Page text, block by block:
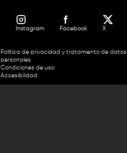
Instagram Facebook X
Política de privacidad y tratamiento de datos
personales
Condiciones de uso
Accesibilidad